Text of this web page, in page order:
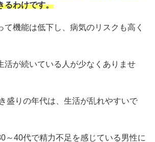
るわけです。
て機能は低下し、病気のリスクも高く
活が続いている人が少なくありませ
盛りの年代は、生活が乱れやすいで
～40代で精力不足を感じている男性に